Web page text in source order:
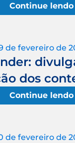
Continue lendo
de fevereiro de
dos
Continue lendo
de fevereiro de